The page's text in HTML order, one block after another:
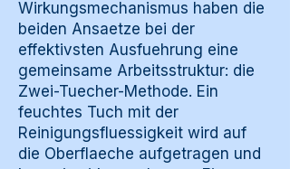
Wirkungsmechanismus haben die
beiden Ansaetze bei der
effektivsten Ausfuehrung eine
gemeinsame Arbeitsstruktur: die
Zwei-Tuecher-Methode. Ein
feuchtes Tuch mit der
Reinigungsfluessigkeit wird auf
die Oberflaeche aufgetragen und